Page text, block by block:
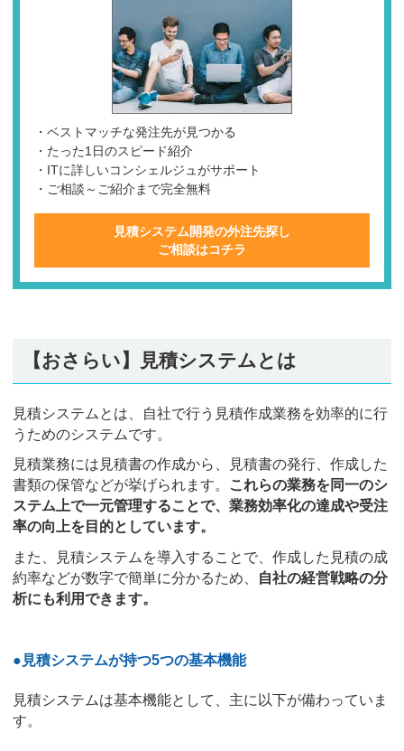
・ベストマッチな発注先が見つかる
・たった1日のスピード紹介
・ITに詳しいコンシェルジュがサポート
・ご相談～ご紹介まで完全無料
見積システム開発の外注先探し
ご相談はコチラ
【おさらい】見積システムとは
見積システムとは、自社で行う見積作成業務を効率的に行
うためのシステムです。
見積業務には見積書の作成から、見積書の発行、作成した
書類の保管などが挙げられます。
これらの業務を同一のシ
ステム上で一元管理することで、業務効率化の達成や受注
率の向上を目的としています。
また、見積システムを導入することで、作成した見積の成
約率などが数字で簡単に分かるため、
自社の経営戦略の分
析にも利用できます。
●見積システムが持つ5つの基本機能
見積システムは基本機能として、主に以下が備わっていま
す。